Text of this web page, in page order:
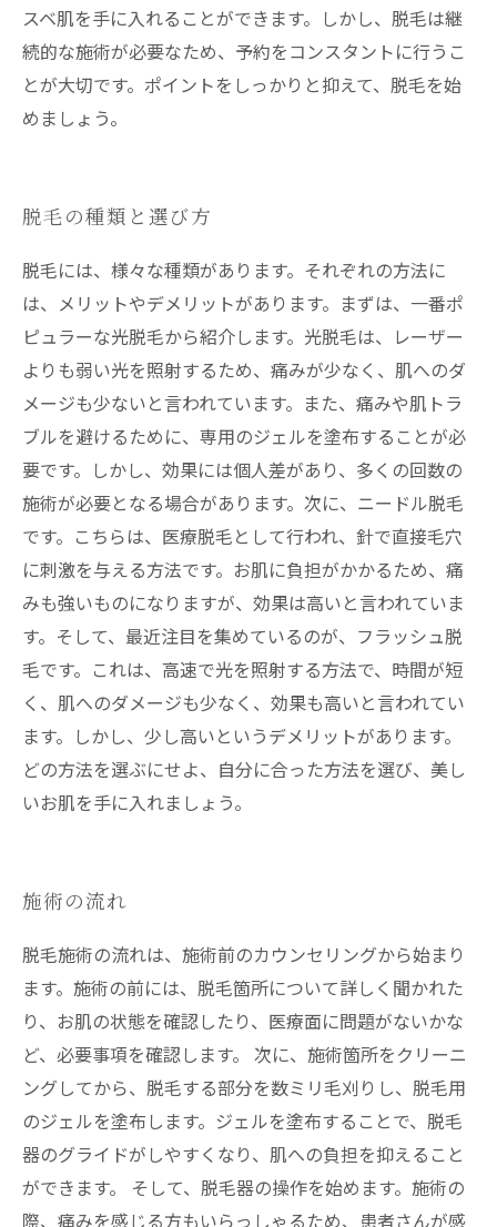
スベ肌を手に入れることができます。しかし、脱毛は継
続的な施術が必要なため、予約をコンスタントに行うこ
とが大切です。ポイントをしっかりと抑えて、脱毛を始
めましょう。
脱毛の種類と選び方
脱毛には、様々な種類があります。それぞれの方法に
は、メリットやデメリットがあります。まずは、一番ポ
ピュラーな光脱毛から紹介します。光脱毛は、レーザー
よりも弱い光を照射するため、痛みが少なく、肌へのダ
メージも少ないと言われています。また、痛みや肌トラ
ブルを避けるために、専用のジェルを塗布することが必
要です。しかし、効果には個人差があり、多くの回数の
施術が必要となる場合があります。次に、ニードル脱毛
です。こちらは、医療脱毛として行われ、針で直接毛穴
に刺激を与える方法です。お肌に負担がかかるため、痛
みも強いものになりますが、効果は高いと言われていま
す。そして、最近注目を集めているのが、フラッシュ脱
毛です。これは、高速で光を照射する方法で、時間が短
く、肌へのダメージも少なく、効果も高いと言われてい
ます。しかし、少し高いというデメリットがあります。
どの方法を選ぶにせよ、自分に合った方法を選び、美し
いお肌を手に入れましょう。
施術の流れ
脱毛施術の流れは、施術前のカウンセリングから始まり
ます。施術の前には、脱毛箇所について詳しく聞かれた
り、お肌の状態を確認したり、医療面に問題がないかな
ど、必要事項を確認します。 次に、施術箇所をクリーニ
ングしてから、脱毛する部分を数ミリ毛刈りし、脱毛用
のジェルを塗布します。ジェルを塗布することで、脱毛
器のグライドがしやすくなり、肌への負担を抑えること
ができます。 そして、脱毛器の操作を始めます。施術の
際、痛みを感じる方もいらっしゃるため、患者さんが感